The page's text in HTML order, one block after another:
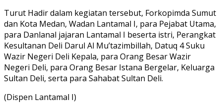
Turut Hadir dalam kegiatan tersebut, Forkopimda Sumut
dan Kota Medan, Wadan Lantamal I, para Pejabat Utama,
para Danlanal jajaran Lantamal I beserta istri, Perangkat
Kesultanan Deli Darul Al Mu’tazimbillah, Datuq 4 Suku
Wazir Negeri Deli Kepala, para Orang Besar Wazir
Negeri Deli, para Orang Besar Istana Bergelar, Keluarga
Sultan Deli, serta para Sahabat Sultan Deli.
(Dispen Lantamal I)